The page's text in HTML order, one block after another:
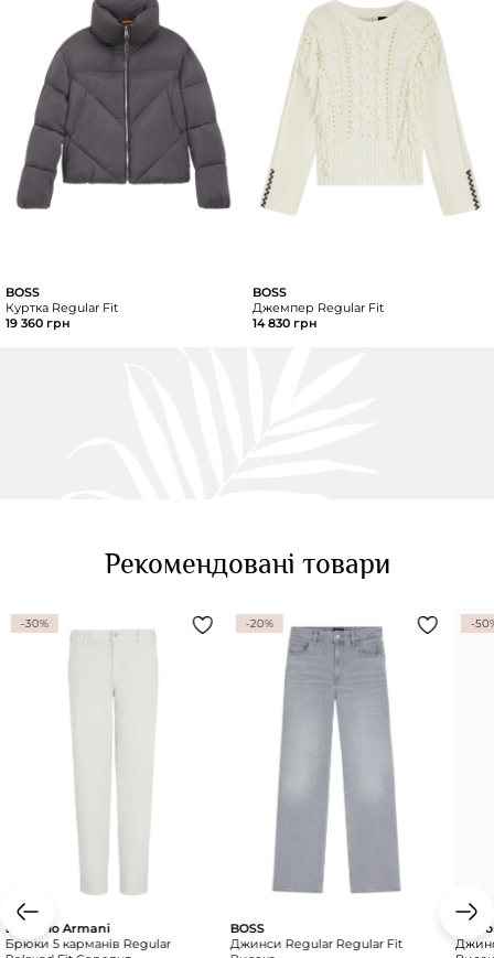
BOSS
Куртка Regular Fit
19 360 грн
BOSS
Джемпер Regular Fit
14 830 грн
Рекомендовані товари
-30%
Emporio Armani
Брюки 5 карманів Regular
-20%
BOSS
Джинси Regular Regular Fit
-